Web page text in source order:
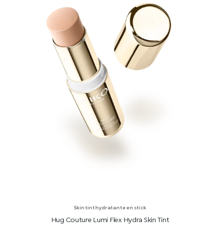
Skin tint hydratante en stick
Hug Couture Lumi Flex Hydra Skin Tint